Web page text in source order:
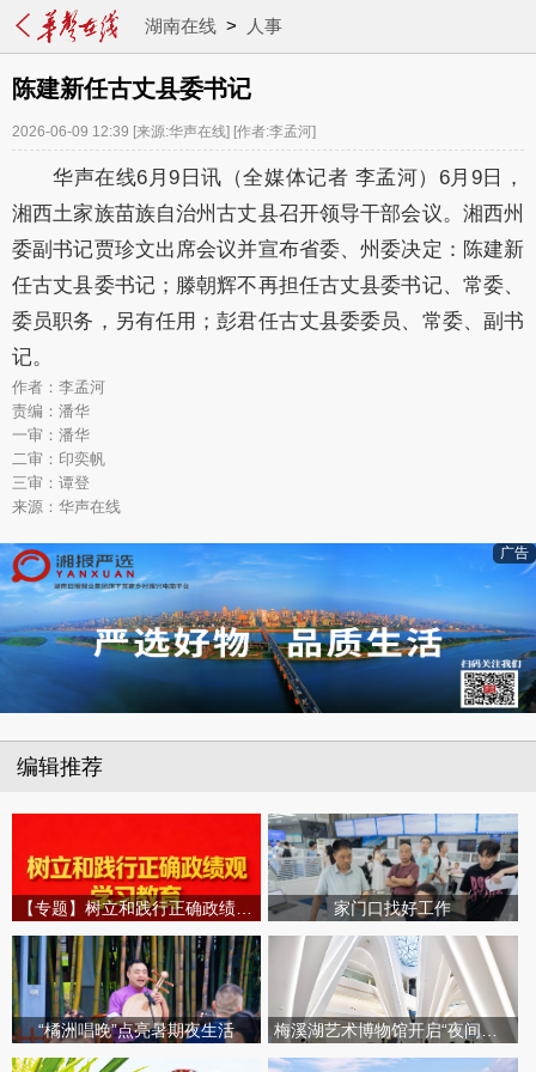
湖南在线> 人事
陈建新任古丈县委书记
2026-06-09 12:39 [来源:华声在线] [作者:李孟河]
华声在线6月9日讯（全媒体记者 李孟河）6月9日，
湘西土家族苗族自治州古丈县召开领导干部会议。 湘西州
委副书记贾珍文出席会议并宣布省委、州委决定：陈建新
任古丈县委书记；滕朝辉不再担任古丈县委书记、常委、
委员职务，另有任用；彭君任古丈县委委员、常委、副书
记。
作者：李孟河
责编：潘华
一审：潘华
二审：印奕帆
三审：谭登
来源：华声在线
广告
编辑推荐
家门口找好工作
“橘洲唱晚”点亮暑期夜生活 梅溪湖艺术博物馆开启“夜间模式”